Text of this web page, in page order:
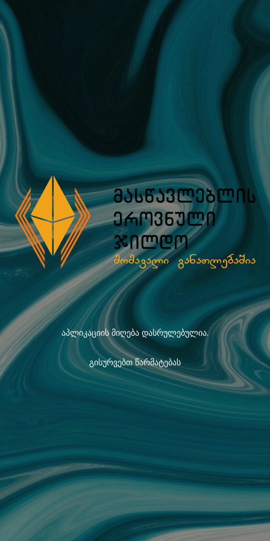
აპლიკაციის მიღება დასრულებულია.
გისურვებთ წარმატებას